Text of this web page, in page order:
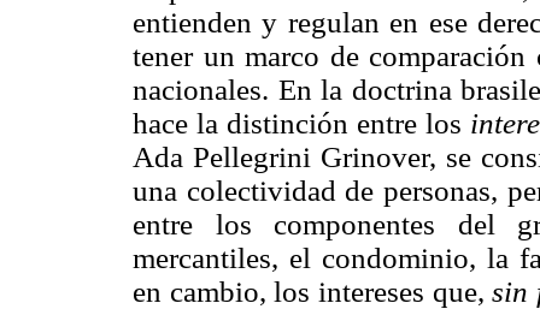
entienden y regulan en ese
tener un marco de
nacionales. En la doctrina
hace la distinción entre los
Ada Pellegrini Grinover, se
una colectividad de personas,
entre los componentes del
mercantiles, el condominio, la
en cambio, los intereses que,sin